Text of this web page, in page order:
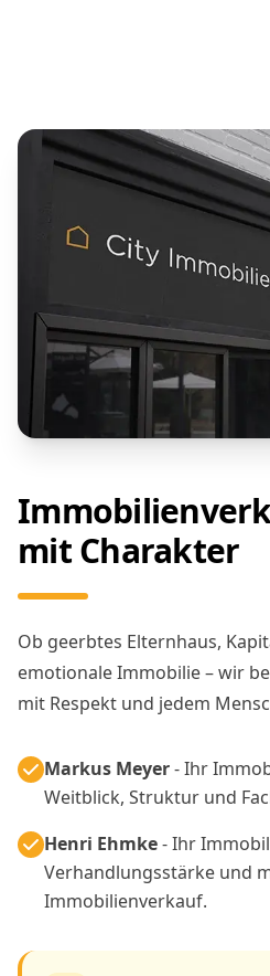
mit Charakter
Ob geerbtes Elternhaus,
emotionale Immobilie – wir
mit Respekt und jedem
Markus Meyer- Ihr
Weitblick, Struktur und
Henri Ehmke- Ihr
Verhandlungsstärke und
Immobilienverkauf.